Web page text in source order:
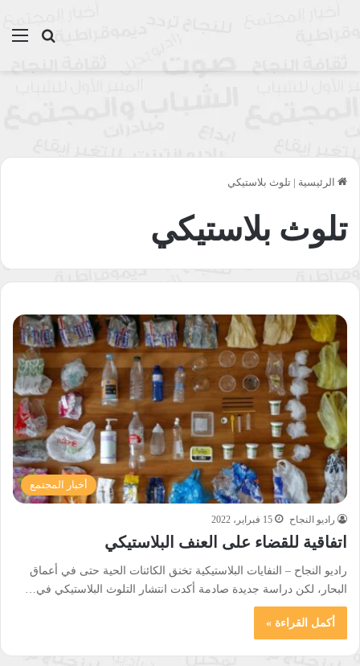
بحث
الرئيسية | تلوث بلاستيكي
تلوث بلاستيكي
أخبار المجتمع
راديو النجاح 15 فبراير، 2022
اتفاقية للقضاء على العنف البلاستيكي
راديو النجاح – النفايات البلاستيكية تخنق الكائنات الحية حتى في أعماق
البحار، لكن دراسة جديدة صادمة أكدت انتشار التلوث البلاستيكي في…
أكمل القراءة »